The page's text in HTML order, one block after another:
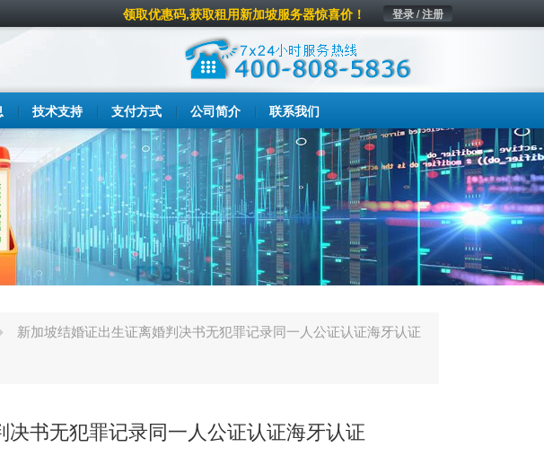
登录 / 注册
领取优惠码,获取租用新加坡服务器惊喜价！
技术支持 支付方式 公司简介 联系我们
新加坡结婚证出生证离婚判决书无犯罪记录同一人公证认证海牙认证
书无犯罪记录同一人公证认证海牙认证